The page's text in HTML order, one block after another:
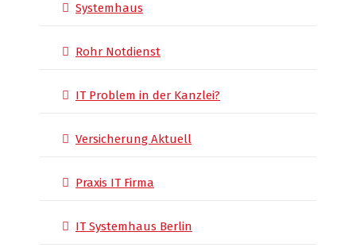
Systemhaus
Rohr Notdienst
IT Problem in der Kanzlei?
Versicherung Aktuell
Praxis IT Firma
IT Systemhaus Berlin